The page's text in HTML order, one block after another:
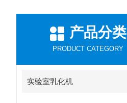
产品分类
PRODUCT CATEGORY
实验室乳化机